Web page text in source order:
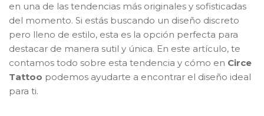
en una de las tendencias más originales y sofisticadas
del momento. Si estás buscando un diseño discreto
pero lleno de estilo, esta es la opción perfecta para
destacar de manera sutil y única. En este artículo, te
contamos todo sobre esta tendencia y cómo en Circe
Tattoo podemos ayudarte a encontrar el diseño ideal
para ti.